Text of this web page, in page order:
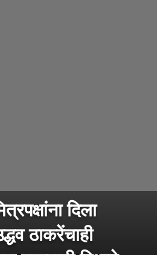
दिला
ठाकरेंचाही